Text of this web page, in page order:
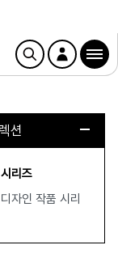
션
리즈
자인 작품 시리